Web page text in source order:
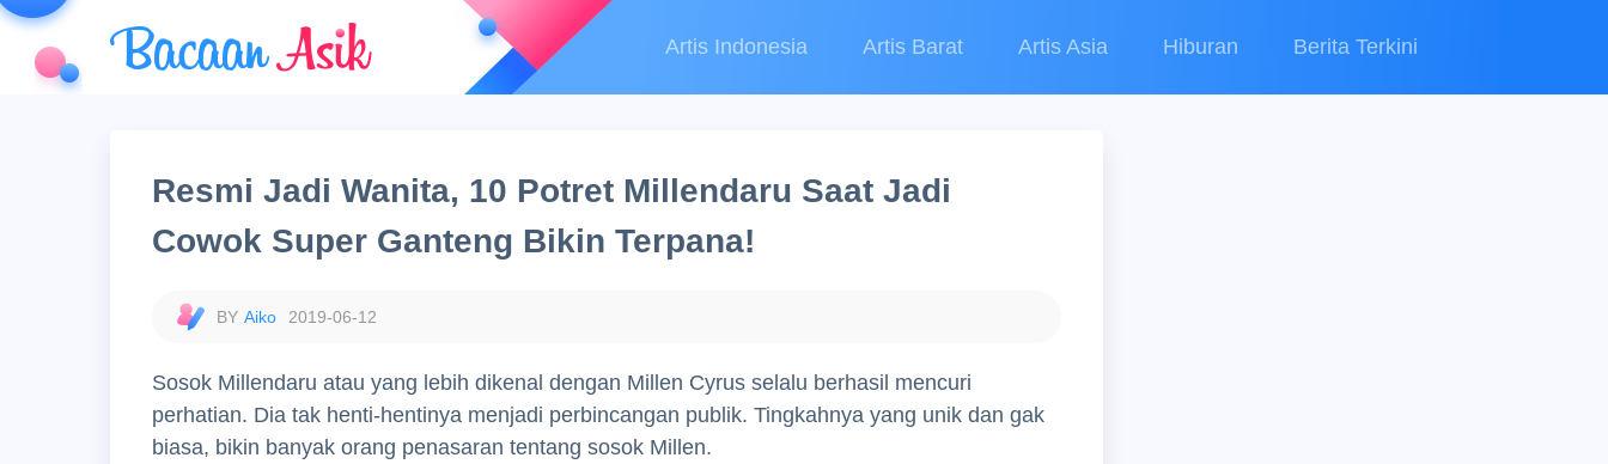
Artis Indonesia Artis Barat Artis Asia Hiburan Berita Terkini
Resmi Jadi Wanita, 10 Potret Millendaru Saat Jadi
Cowok Super Ganteng Bikin Terpana!
Aiko 2019-06-12
Sosok Millendaru atau yang lebih dikenal dengan Millen Cyrus selalu berhasil mencuri
perhatian. Dia tak henti-hentinya menjadi perbincangan publik. Tingkahnya yang unik dan gak
biasa, bikin banyak orang penasaran tentang sosok Millen.